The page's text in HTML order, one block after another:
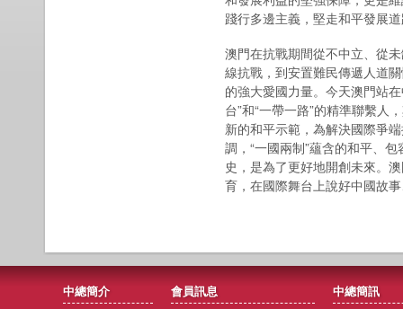
踐行多邊主義，堅走和平發展
澳門在抗戰期間從不中立、從
線抗戰，到安置難民傳遞人道
的強大愛國力量。今天澳門站
台”和“一帶一路”的精準聯繫人
新的和平示範，為解決國際爭
調，“一國兩制”蘊含的和平、
史，是為了更好地開創未來。
育，在國際舞台上說好中國故
中總簡介 會員訊息 中總簡訊